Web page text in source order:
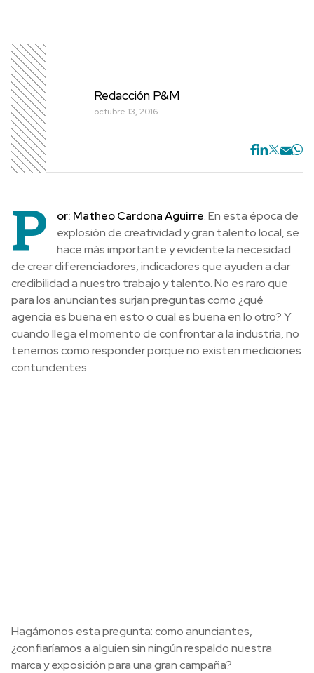
Redacción P&M
octubre 13, 2016
P or: Matheo Cardona Aguirre. En esta época de
explosión de creatividad y gran talento local, se
hace más importante y evidente la necesidad
de crear diferenciadores, indicadores que ayuden a dar
credibilidad a nuestro trabajo y talento. No es raro que
para los anunciantes surjan preguntas como ¿qué
agencia es buena en esto o cual es buena en lo otro? Y
cuando llega el momento de confrontar a la industria, no
tenemos como responder porque no existen mediciones
contundentes.
Hagámonos esta pregunta: como anunciantes,
¿confiaríamos a alguien sin ningún respaldo nuestra
marca y exposición para una gran campaña?